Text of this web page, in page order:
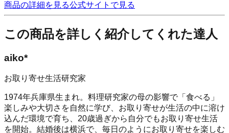
商品の詳細を見る公式サイトで見る
この商品を詳しく紹介してくれた達人
aiko*
お取り寄せ生活研究家
1974年兵庫県生まれ。料理研究家の母の影響で「食べる」
楽しみや大切さを自然に学び、お取り寄せが生活の中に溶け
込んだ環境で育ち、20歳過ぎから自分でもお取り寄せ生活
を開始。結婚後は横浜で、毎日のようにお取り寄せを楽しむ